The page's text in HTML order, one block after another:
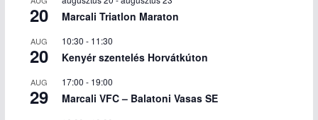
20 Marcali Triatlon Maraton
AUG
20
10:30 - 11:30
Kenyér szentelés Horvátkúton
AUG
29
17:00 - 19:00
Marcali VFC – Balatoni Vasas SE